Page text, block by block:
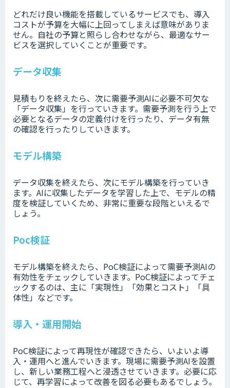
どれだけ良い機能を搭載しているサービスでも、導入
コストが予算を大幅に上回ってしまえば意味がありま
せん。自社の予算と照らし合わせながら、最適なサー
ビスを選択していくことが重要です。
データ収集
見積もりを終えたら、次に需要予測AIに必要不可欠な
「データ収集」を行っていきます。需要予測を行う上で
必要となるデータの定義付けを行ったり、データ有無
の確認を行ったりしていきます。
モデル構築
データ収集を終えたら、次にモデル構築を行っていき
ます。AIに収集したデータを学習した上で、モデルの精
度を検証していくため、非常に重要な段階といえるで
しょう。
Poc検証
モデル構築を終えたら、PoC検証によって需要予測AIの
有効性をチェックしていきます。PoC検証によってチェ
ックするのは、主に「実現性」「効果とコスト」「具
体性」などです。
導入・運用開始
PoC検証によって再現性が確認できたら、いよいよ導
入・運用へと進んでいきます。現場に需要予測AIを設置
し、新しい業務工程へと浸透させていきます。必要に応
じて、再学習によって改善を図る必要もあるでしょう。